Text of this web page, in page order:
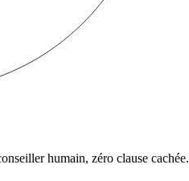
humain, zéro clause cachée.